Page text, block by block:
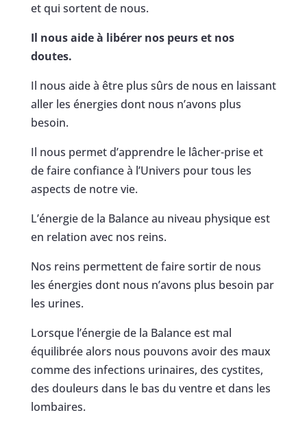
et qui sortent de nous.
Il nous aide à libérer nos peurs et nos
doutes.
Il nous aide à être plus sûrs de nous en laissant
aller les énergies dont nous n’avons plus
besoin.
Il nous permet d’apprendre le lâcher-prise et
de faire confiance à l’Univers pour tous les
aspects de notre vie.
L’énergie de la Balance au niveau physique est
en relation avec nos reins.
Nos reins permettent de faire sortir de nous
les énergies dont nous n’avons plus besoin par
les urines.
Lorsque l’énergie de la Balance est mal
équilibrée alors nous pouvons avoir des maux
comme des infections urinaires, des cystites,
des douleurs dans le bas du ventre et dans les
lombaires.